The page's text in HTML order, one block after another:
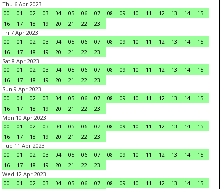
Thu 6 Apr 2023
00
01 02 03 04 05 06 07 08 09 10 11 12 13 14
15
16
17 18 19 20 21 22
23
Fri 7 Apr 2023
00
01 02 03 04 05 06 07 08 09 10 11 12 13 14
15
16
17 18 19 20 21 22
23
Sat 8 Apr 2023
00
01 02 03 04 05 06 07 08 09 10 11 12 13 14
15
16
17 18 19 20 21 22
23
Sun 9 Apr 2023
00
01 02 03 04 05 06 07 08 09 10 11 12 13 14
15
16
17 18 19 20 21 22
23
Mon 10 Apr 2023
00
01 02 03 04 05 06 07 08 09 10 11 12 13 14
15
16
17 18 19 20 21 22
23
Tue 11 Apr 2023
00
01 02 03 04 05 06 07 08 09 10 11 12 13 14
15
16
17 18 19 20 21 22
23
Wed 12 Apr 2023
00
01 02 03 04 05 06 07 08 09 10 11 12 13 14
15